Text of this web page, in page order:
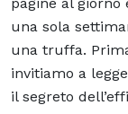
una sola
una truffa.
invitiamo a
il segreto